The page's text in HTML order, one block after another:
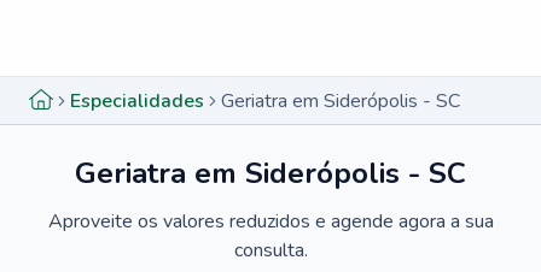
Especialidades Geriatra em Siderópolis - SC
Geriatra em Siderópolis - SC
Aproveite os valores reduzidos e agende agora a sua
consulta.